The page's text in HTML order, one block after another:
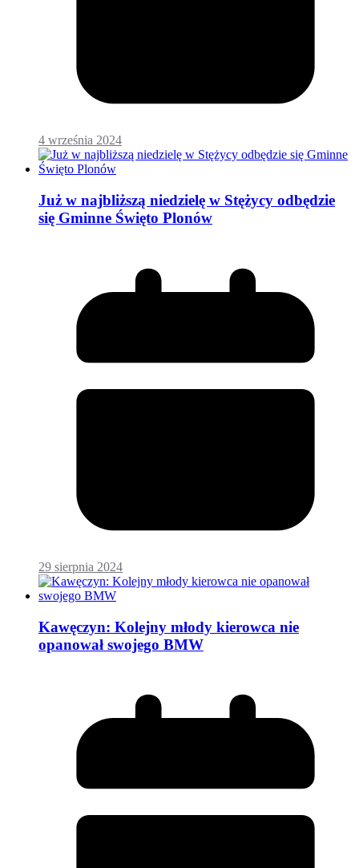
4 września 2024
Już w najbliższą niedzielę w Stężycy odbędzie
się Gminne Święto Plonów
29 sierpnia 2024
Kawęczyn: Kolejny młody kierowca nie
opanował swojego BMW